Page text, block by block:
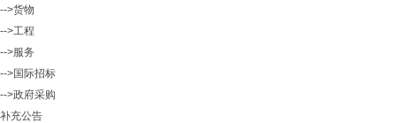
-->货物
-->工程
-->服务
-->国际招标
-->政府采购
补充公告